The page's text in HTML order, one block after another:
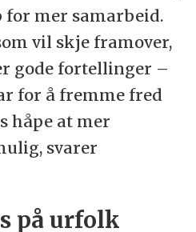
for mer samarbeid.
vil skje framover,
gode fortellinger –
for å fremme fred
håpe at mer
svarer
på urfolk